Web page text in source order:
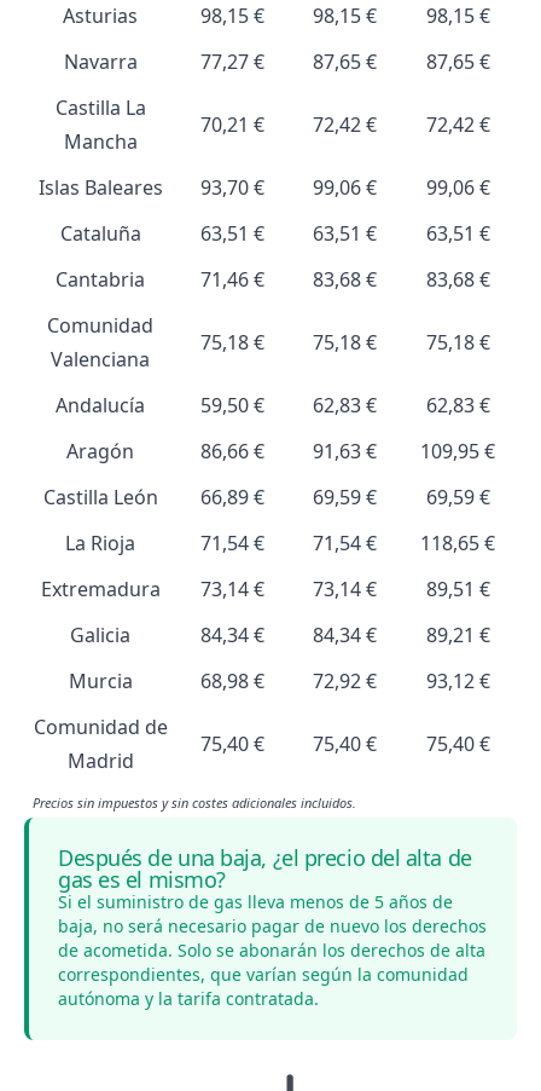
Asturias 98,15 € 98,15 €
98,15 €
Navarra
77,27 € 87,65 €
87,65 €
Castilla La
Mancha
70,21 € 72,42 € 72,42 €
Islas Baleares 93,70 € 99,06 €
99,06 €
Cataluña
63,51 € 63,51 €
63,51 €
Cantabria
71,46 € 83,68 €
83,68 €
Comunidad
Valenciana
75,18 € 75,18 € 75,18 €
Andalucía 59,50 € 62,83 €
62,83 €
Aragón
86,66 € 91,63 €
109,95 €
Castilla León
66,89 € 69,59 €
69,59 €
La Rioja
71,54 € 71,54 €
118,65 €
Extremadura
73,14 € 73,14 €
89,51 €
Galicia
84,34 € 84,34 €
89,21 €
Murcia
68,98 € 72,92 €
93,12 €
Comunidad de
Madrid
75,40 € 75,40 € 75,40 €
Precios sin impuestos y sin costes adicionales incluidos.
Después de una baja, ¿el precio del alta de
gas es el mismo?
Si el suministro de gas lleva menos de 5 años de
baja, no será necesario pagar de nuevo los derechos
de acometida. Solo se abonarán los derechos de alta
correspondientes, que varían según la comunidad
autónoma y la tarifa contratada.